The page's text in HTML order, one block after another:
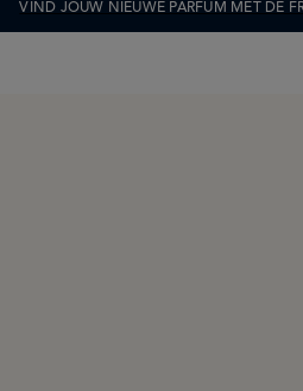
VIND JOUW NIEUWE PARFUM MET DE